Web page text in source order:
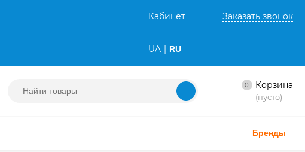
Кабинет Заказать звонок
UA | RU
0 Корзина
(пусто)
Бренды